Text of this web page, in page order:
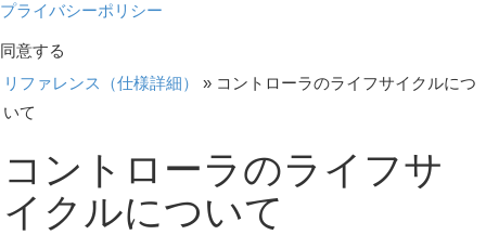
プライバシーポリシー
同意する
リファレンス（仕様詳細）
» コントローラのライフサイクルにつ
いて
コントローラのライフサ
イクルについて